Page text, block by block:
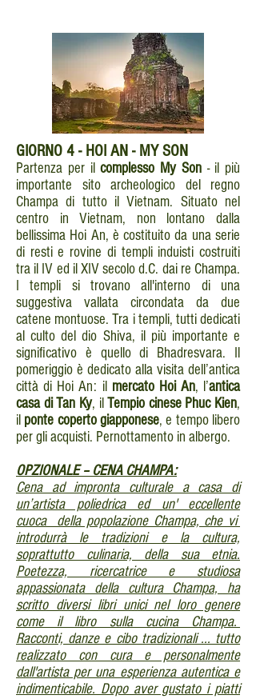
GIORNO 4 - HOI AN - MY SON
Partenza per ilcomplesso My Son- il più
importante sito archeologico del regno
Champa di tutto il Vietnam. Situato nel
centro in Vietnam, non lontano dalla
bellissima Hoi An, è costituito da una serie
di resti e rovine di templi induisti costruiti
tra il IV ed il XIV secolo d.C. dai re Champa.
I templi si trovano all'interno di una
suggestiva vallata circondata da due
catene montuose. Tra i templi, tutti dedicati
al culto del dio Shiva, il più importante e
significativo è quello di Bhadresvara. Il
pomeriggio è dedicato alla visita dell’antica
città di Hoi An: il mercato Hoi An, l’antica
casa di Tan Ky, ilTempio cinese Phuc Kien,
il ponte coperto giapponese, e tempo libero
per gli acquisti. Pernottamento in albergo.
OPZIONALE – CENA CHAMPA:
Cena ad impronta culturale a casa di
un’artista poliedrica ed un' eccellente
cuoca della popolazione Champa, che vi
introdurrà le tradizioni e la cultura,
soprattutto culinaria, della sua etnia.
Poetezza, ricercatrice e studiosa
appassionata della cultura Champa, ha
scritto diversi libri unici nel loro genere
come il libro sulla cucina Champa.
Racconti, danze e cibo tradizionali ... tutto
realizzato con cura e personalmente
dall'artista per una esperienza autentica e
indimenticabile. Dopo aver gustato i piatti